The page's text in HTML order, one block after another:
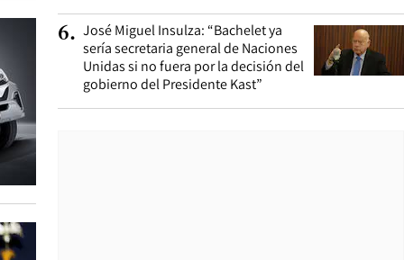
6. José Miguel Insulza: “Bachelet ya
sería secretaria general de Naciones
Unidas si no fuera por la decisión del
gobierno del Presidente Kast”